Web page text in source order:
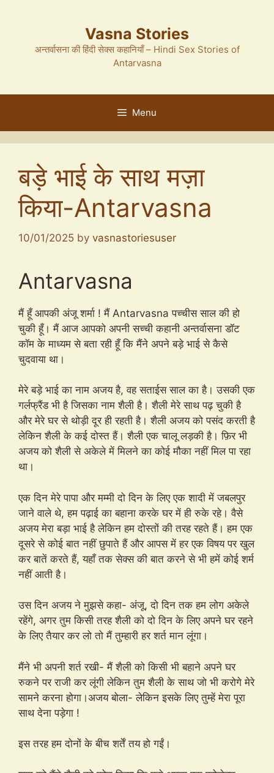
Vasna Stories
अन्तर्वासना की हिंदी सेक्स कहानियाँ – Hindi Sex Stories of
Antarvasna
Menu
बड़े भाई के साथ मज़ा
किया-Antarvasna
10/01/2025 by vasnastoriesuser
Antarvasna
मैं हूँ आपकी अंजू शर्मा ! मैं Antarvasna पच्चीस साल की हो
चुकी हूँ। मैं आज आपको अपनी सच्ची कहानी अन्तर्वासना डॉट
कॉम के माध्यम से बता रही हूँ कि मैंने अपने बड़े भाई से कैसे
चुदवाया था।
मेरे बड़े भाई का नाम अजय है, वह सताईस साल का है। उसकी एक
गर्लफ्रैंड भी है जिसका नाम शैली है। शैली मेरे साथ पढ़ चुकी है
और मेरे घर से थोड़ी दूर ही रहती है। शैली अजय को पसंद करती है
लेकिन शैली के कई दोस्त हैं। शैली एक चालू लड़की है। फ़िर भी
अजय को शैली से अकेले में मिलने का कोई मौका नहीं मिल पा रहा
था।
एक दिन मेरे पापा और मम्मी दो दिन के लिए एक शादी में जबलपुर
जाने वाले थे, हम पढ़ाई का बहाना करके घर में ही रुके रहे। वैसे
अजय मेरा बड़ा भाई है लेकिन हम दोस्तों की तरह रहते हैं। हम एक
दूसरे से कोई बात नहीं छुपाते हैं और आपस में हर एक विषय पर खुल
कर बातें करते हैं, यहाँ तक सेक्स की बात करने से भी हमें कोई शर्म
नहीं आती है।
उस दिन अजय ने मुझसे कहा- अंजू, दो दिन तक हम लोग अकेले
रहेंगे, अगर तुम किसी तरह शैली को दो दिन के लिए अपने घर रहने
के लिए तैयार कर लो तो मैं तुम्हारी हर शर्त मान लूंगा।
मैंने भी अपनी शर्त रखी- मैं शैली को किसी भी बहाने अपने घर
रुकने पर राजी कर लूंगी लेकिन तुम शैली के साथ जो भी करोगे मेरे
सामने करना होगा।अजय बोला- लेकिन इसके लिए तुम्हें मेरा पूरा
साथ देना पड़ेगा !
इस तरह हम दोनों के बीच शर्तें तय हो गईं।